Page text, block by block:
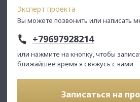
Эксперт проекта
Вы можете позвонить или написать
+79697928214
или нажмите на кнопку, чтобы
ближайшее время я свяжусь с вами
Записаться на